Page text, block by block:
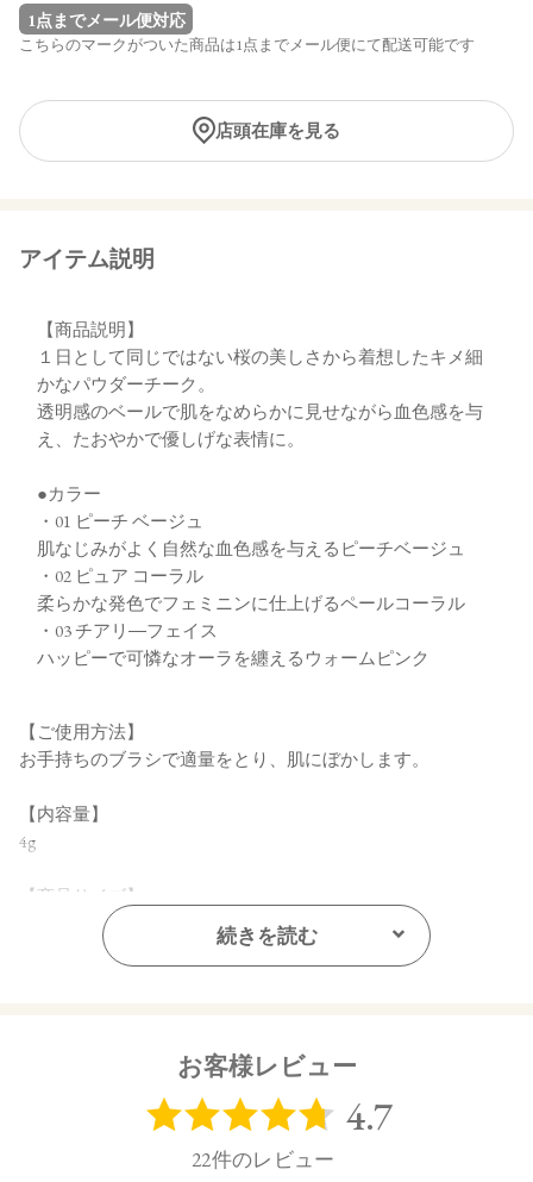
1点までメール便対応
こちらのマークがついた商品は1点までメール便にて配送可能です
店頭在庫を見る
アイテム説明
【商品説明】
１日として同じではない桜の美しさから着想したキメ細
かなパウダーチーク。
透明感のベールで肌をなめらかに見せながら血色感を与
え、たおやかで優しげな表情に。
●カラー
・01 ピーチ ベージュ
肌なじみがよく自然な血色感を与えるピーチベージュ
・02 ピュア コーラル
柔らかな発色でフェミニンに仕上げるペールコーラル
・03 チアリ―フェイス
ハッピーで可憐なオーラを纏えるウォームピンク
【ご使用方法】
お手持ちのブラシで適量をとり、肌にぼかします。
【内容量】
4g
【商品サイズ】
20㎜×64㎜×65㎜ (高さx奥行x幅)
リン酸亜鉛、エチルヘキシルグリセリン、カプリル酸グリセ
ピノサ核油、オプンチアフィクスインジカ種子油、カニナバ
エキス、ラベンダー花エキス、ジパルミチン酸アスコルビ
続きを読む
お客様レビュー